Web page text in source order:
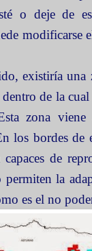
o deje de
modificarse
existiría
dentro de la
zona
los bordes de
de
la
es el no